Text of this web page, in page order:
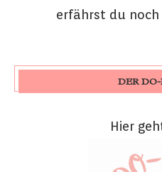
erfährst du
DER
Hier